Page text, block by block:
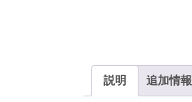
説明 追加情報